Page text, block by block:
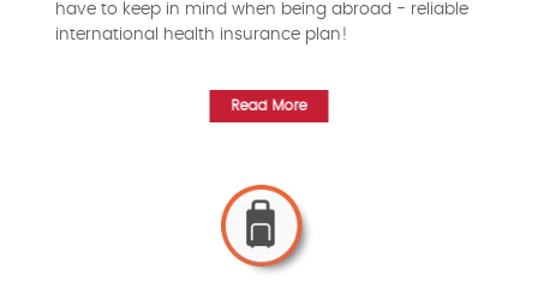
have to keep in mind when being abroad - reliable
international health insurance plan!
Read More